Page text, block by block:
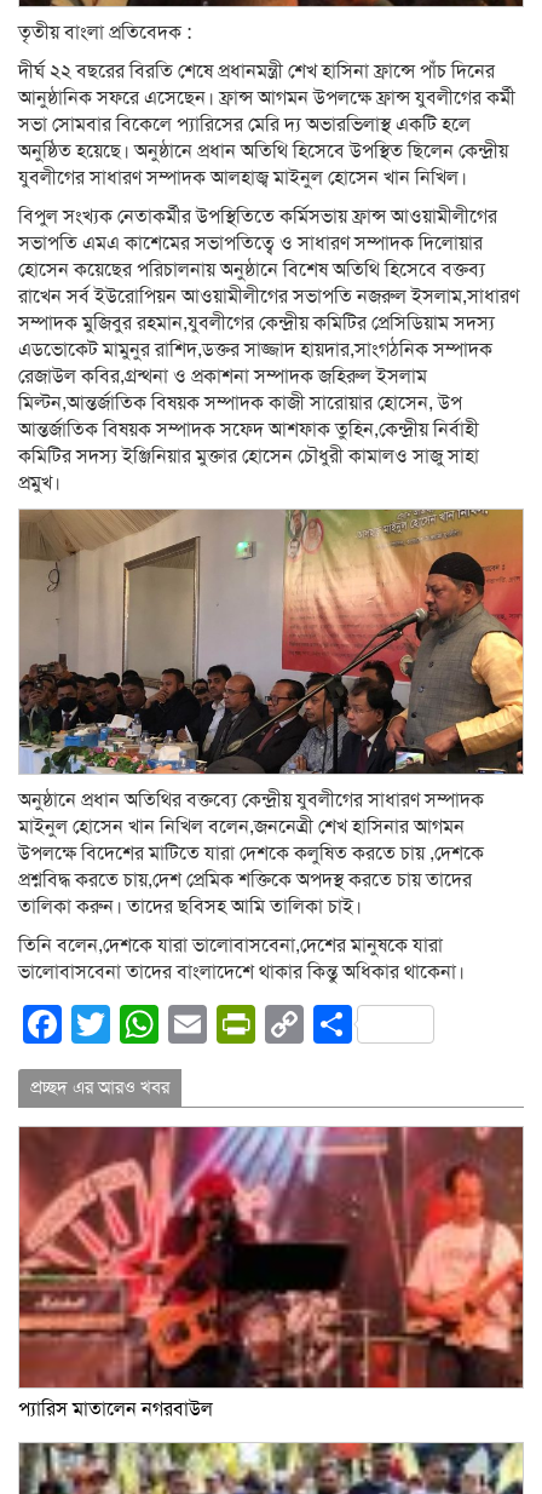
তৃতীয় বাংলা প্রতিবেদক :
দীর্ঘ ২২ বছরের বিরতি শেষে প্রধানমন্ত্রী শেখ হাসিনা ফ্রান্সে পাঁচ দিনের
আনুষ্ঠানিক সফরে এসেছেন। ফ্রান্স আগমন উপলক্ষে ফ্রান্স যুবলীগের কর্মী
সভা সোমবার বিকেলে প্যারিসের মেরি দ্য অভারভিলাস্থ একটি হলে
অনুষ্ঠিত হয়েছে। অনুষ্ঠানে প্রধান অতিথি হিসেবে উপস্থিত ছিলেন কেন্দ্রীয়
যুবলীগের সাধারণ সম্পাদক আলহাজ্ব মাইনুল হোসেন খান নিখিল।
বিপুল সংখ্যক নেতাকর্মীর উপস্থিতিতে কর্মিসভায় ফ্রান্স আওয়ামীলীগের
সভাপতি এমএ কাশেমের সভাপতিত্বে ও সাধারণ সম্পাদক দিলোয়ার
হোসেন কয়েছের পরিচালনায় অনুষ্ঠানে বিশেষ অতিথি হিসেবে বক্তব্য
রাখেন সর্ব ইউরোপিয়ন আওয়ামীলীগের সভাপতি নজরুল ইসলাম,সাধারণ
সম্পাদক মুজিবুর রহমান,যুবলীগের কেন্দ্রীয় কমিটির প্রেসিডিয়াম সদস্য
এডভোকেট মামুনুর রাশিদ,ডক্তর সাজ্জাদ হায়দার,সাংগঠনিক সম্পাদক
রেজাউল কবির,গ্রন্থনা ও প্রকাশনা সম্পাদক জহিরুল ইসলাম
মিল্টন,আন্তর্জাতিক বিষয়ক সম্পাদক কাজী সারোয়ার হোসেন, উপ
আন্তর্জাতিক বিষয়ক সম্পাদক সফেদ আশফাক তুহিন,কেন্দ্রীয় নির্বাহী
কমিটির সদস্য ইঞ্জিনিয়ার মুক্তার হোসেন চৌধুরী কামালও সাজু সাহা
প্রমুখ।
অনুষ্ঠানে প্রধান অতিথির বক্তব্যে কেন্দ্রীয় যুবলীগের সাধারণ সম্পাদক
মাইনুল হোসেন খান নিখিল বলেন,জননেত্রী শেখ হাসিনার আগমন
উপলক্ষে বিদেশের মাটিতে যারা দেশকে কলুষিত করতে চায় ,দেশকে
প্রশ্নবিদ্ধ করতে চায়,দেশ প্রেমিক শক্তিকে অপদস্থ করতে চায় তাদের
তালিকা করুন। তাদের ছবিসহ আমি তালিকা চাই।
তিনি বলেন,দেশকে যারা ভালোবাসবেনা,দেশের মানুষকে যারা
ভালোবাসবেনা তাদের বাংলাদেশে থাকার কিন্তু অধিকার থাকেনা।
Facebook
Twitter
WhatsApp
EmailPrintFriendly
CopyShare
প্রচ্ছদ এর আরও খবর
প্যারিস মাতালেন নগরবাউল